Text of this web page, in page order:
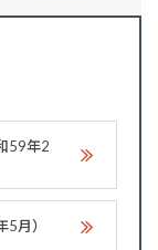
59年2
月）